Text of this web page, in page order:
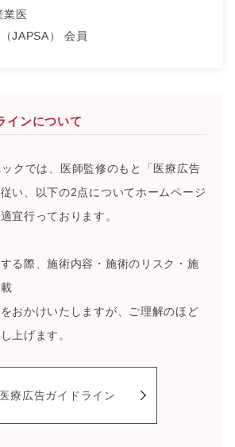
業医
JAPSA） 会員
インについて
クでは、医師監修のもと「医療広告
い、以下の2点についてホームページ
宜行っております。
る際、施術内容・施術のリスク・施
おかけいたしますが、ご理解のほど
上げます。
医療広告ガイドライン